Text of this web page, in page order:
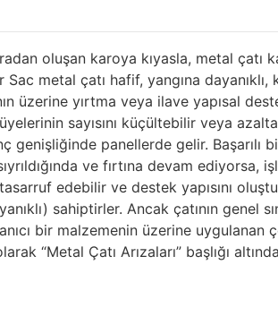
oluşan karoya kıyasla, metal çatı
metal çatı hafif, yangına
üzerine yırtma veya ilave yapısal
sayısını küçültebilir veya
panellerde gelir. Başarılı
ve fırtına devam
edebilir ve destek yapısını
sahiptirler. Ancak çatının genel
bir malzemenin üzerine uygulanan
“Metal Çatı Arızaları” başlığı